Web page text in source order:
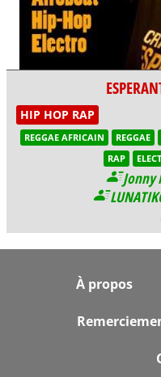
HIP HOP RAP
REGGAE AFRICAIN REGGAE
RAP
Jonny
À propos